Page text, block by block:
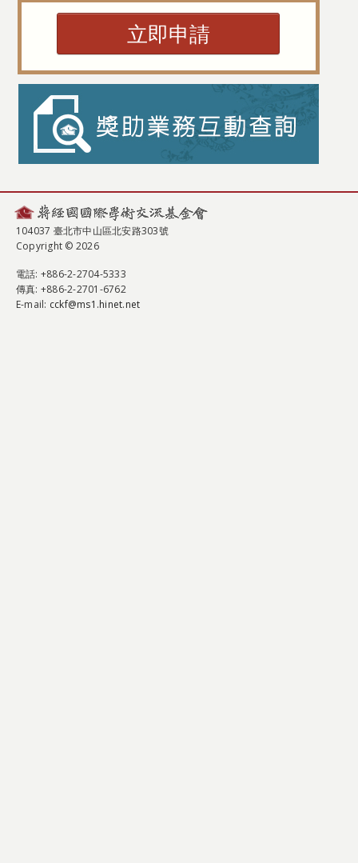
立即申請
104037 臺北市中山區北安路303號
Copyright © 2026
電話: +886-2-2704-5333
傳真: +886-2-2701-6762
E-mail: cckf@ms1.hinet.net